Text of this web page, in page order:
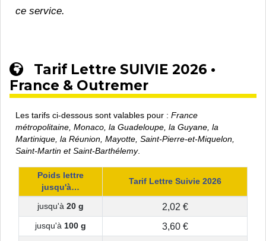
ce service.
Tarif Lettre SUIVIE 2026 •
France & Outremer
Les tarifs ci-dessous sont valables pour : France
métropolitaine, Monaco, la Guadeloupe, la Guyane, la
Martinique, la Réunion, Mayotte, Saint-Pierre-et-Miquelon,
Saint-Martin et Saint-Barthélemy.
Poids lettre
jusqu'à…
Tarif Lettre Suivie 2026
jusqu'à 20 g 2,02 €
jusqu'à 100 g 3,60 €